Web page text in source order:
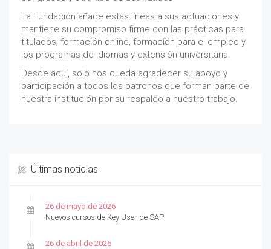
La Fundación añade estas líneas a sus actuaciones y
mantiene su compromiso firme con las prácticas para
titulados, formación online, formación para el empleo y
los programas de idiomas y extensión universitaria.
Desde aquí, solo nos queda agradecer su apoyo y
participación a todos los patronos que forman parte de
nuestra institución por su respaldo a nuestro trabajo.
Últimas noticias
26 de mayo de 2026
Nuevos cursos de Key User de SAP
26 de abril de 2026